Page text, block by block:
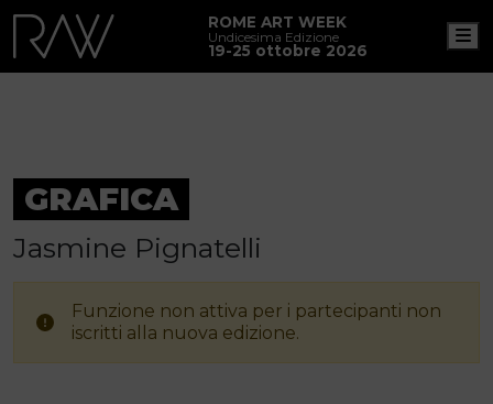
ROME ART WEEK
Undicesima Edizione
19-25 ottobre 2026
GRAFICA
Jasmine Pignatelli
Funzione non attiva per i partecipanti non
iscritti alla nuova edizione.